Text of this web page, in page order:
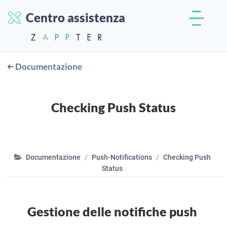
Centro assistenza
Documentazione
Checking Push Status
Documentazione Push-Notifications
Checking Push
Status
Gestione delle notifiche push